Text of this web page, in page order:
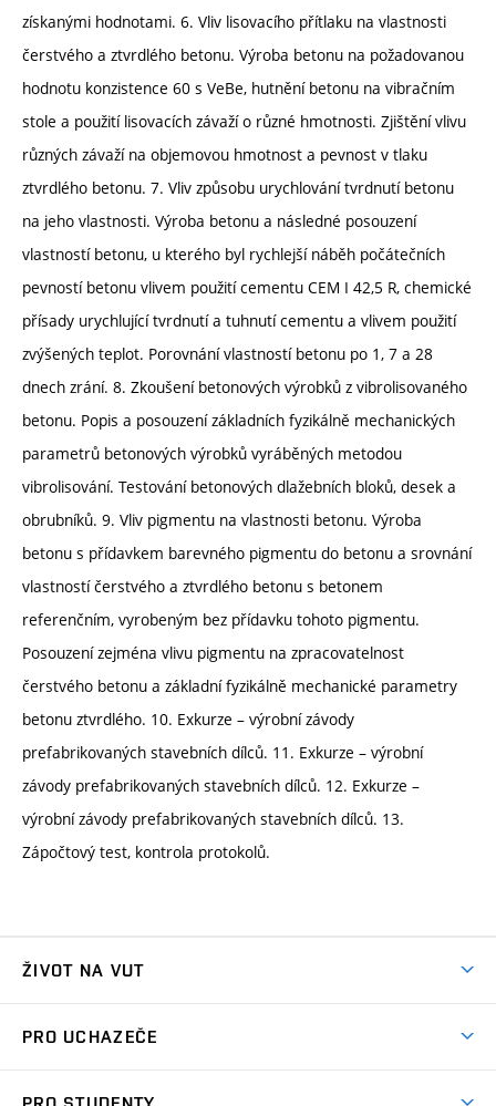
získanými hodnotami. 6. Vliv lisovacího přítlaku na vlastnosti
čerstvého a ztvrdlého betonu. Výroba betonu na požadovanou
hodnotu konzistence 60 s VeBe, hutnění betonu na vibračním
stole a použití lisovacích závaží o různé hmotnosti. Zjištění vlivu
různých závaží na objemovou hmotnost a pevnost v tlaku
ztvrdlého betonu. 7. Vliv způsobu urychlování tvrdnutí betonu
na jeho vlastnosti. Výroba betonu a následné posouzení
vlastností betonu, u kterého byl rychlejší náběh počátečních
pevností betonu vlivem použití cementu CEM I 42,5 R, chemické
přísady urychlující tvrdnutí a tuhnutí cementu a vlivem použití
zvýšených teplot. Porovnání vlastností betonu po 1, 7 a 28
dnech zrání. 8. Zkoušení betonových výrobků z vibrolisovaného
betonu. Popis a posouzení základních fyzikálně mechanických
parametrů betonových výrobků vyráběných metodou
vibrolisování. Testování betonových dlažebních bloků, desek a
obrubníků. 9. Vliv pigmentu na vlastnosti betonu. Výroba
betonu s přídavkem barevného pigmentu do betonu a srovnání
vlastností čerstvého a ztvrdlého betonu s betonem
referenčním, vyrobeným bez přídavku tohoto pigmentu.
Posouzení zejména vlivu pigmentu na zpracovatelnost
čerstvého betonu a základní fyzikálně mechanické parametry
betonu ztvrdlého. 10. Exkurze – výrobní závody
prefabrikovaných stavebních dílců. 11. Exkurze – výrobní
závody prefabrikovaných stavebních dílců. 12. Exkurze –
výrobní závody prefabrikovaných stavebních dílců. 13.
Zápočtový test, kontrola protokolů.
ŽIVOT NA VUT
Koleje
PRO UCHAZEČE